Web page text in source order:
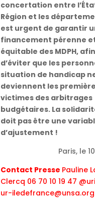
concertation entre
Région et les
est urgent de garantir
financement pérenne
équitable des MDPH, afin
d’éviter que les
situation de handicap
deviennent les
victimes des arbitrages
budgétaires. La
doit pas être une
d’ajustement !
Paris, le
Contact Presse Pauline
Clercq 06 70 10 19 47
ur-iledefrance@unsa.org